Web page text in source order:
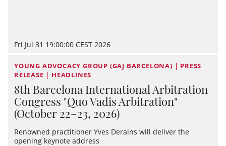
Fri Jul 31 19:00:00 CEST 2026
YOUNG ADVOCACY GROUP (GAJ BARCELONA) | PRESS
RELEASE | HEADLINES
8th Barcelona International Arbitration
Congress "Quo Vadis Arbitration"
(October 22–23, 2026)
Renowned practitioner Yves Derains will deliver the
opening keynote address